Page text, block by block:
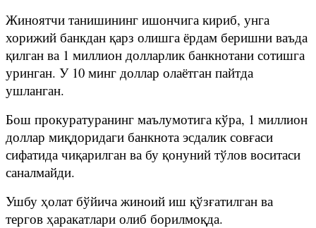
Жиноятчи танишининг ишончига кириб, унга
хорижий банкдан қарз олишга ёрдам беришни ваъда
қилган ва 1 миллион долларлик банкнотани сотишга
уринган. У 10 минг доллар олаётган пайтда
ушланган.
Бош прокуратуранинг маълумотига кўра, 1 миллион
доллар миқдоридаги банкнота эсдалик совғаси
сифатида чиқарилган ва бу қонуний тўлов воситаси
саналмайди.
Ушбу ҳолат бўйича жиноий иш қўзғатилган ва
тергов ҳаракатлари олиб борилмоқда.